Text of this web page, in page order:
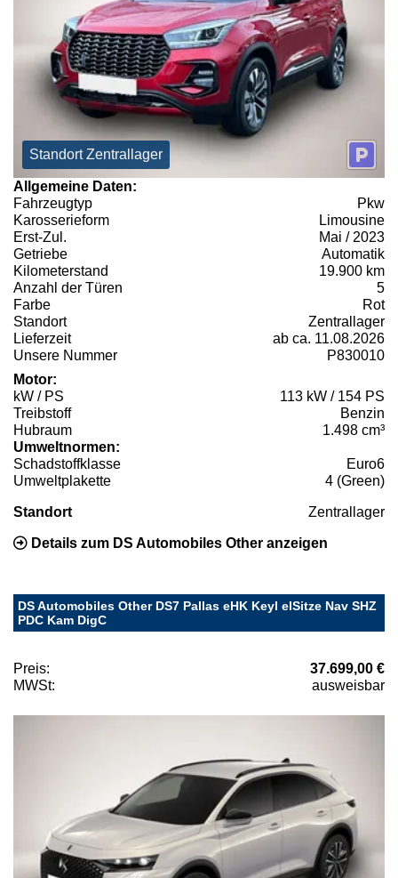
Standort Zentrallager
Allgemeine Daten:
Fahrzeugtyp
Pkw
Karosserieform
Limousine
Erst-Zul.
Mai / 2023
Getriebe
Automatik
Kilometerstand
19.900 km
Anzahl der Türen
5
Farbe
Rot
Standort
Zentrallager
Lieferzeit
ab ca. 11.08.2026
Unsere Nummer
P830010
Motor:
kW / PS
113 kW / 154 PS
Treibstoff
Benzin
Hubraum
1.498 cm³
Umweltnormen:
Schadstoffklasse
Euro6
Umweltplakette
4 (Green)
Standort Zentrallager
Details zum DS Automobiles Other anzeigen
DS Automobiles Other DS7 Pallas eHK Keyl elSitze Nav SHZ
PDC Kam DigC
Preis:
37.699,00 €
MWSt:
ausweisbar